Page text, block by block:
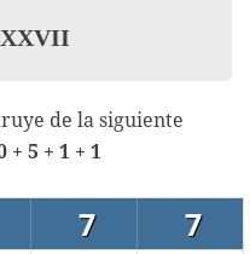
de la siguiente
+ 5 + 1 + 1
7 7